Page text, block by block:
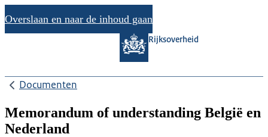
Overslaan en naar de inhoud gaan
Rijksoverheid
Documenten
Memorandum of understanding België en
Nederland